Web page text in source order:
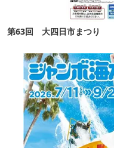
第63回 大四日市まつり